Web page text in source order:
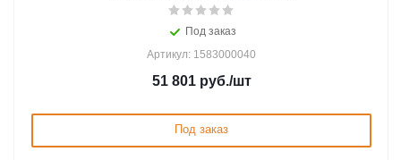
Под заказ
Артикул: 1583000040
51 801руб./шт
Под заказ